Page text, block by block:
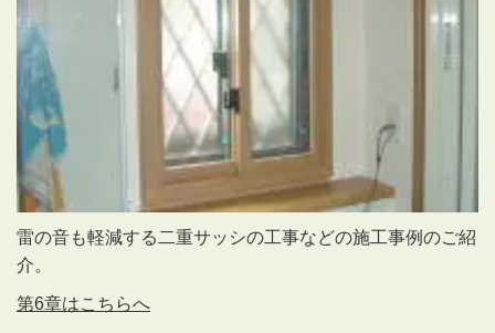
雷の音も軽減する二重サッシの工事などの施工事例のご紹
介。
第6章はこちらへ